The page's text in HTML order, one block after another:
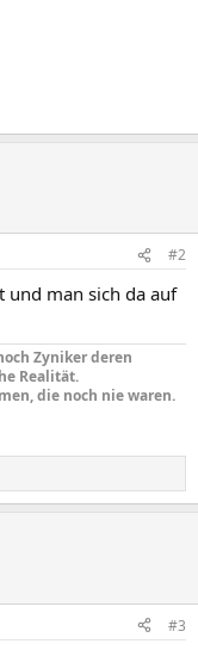
#2
und man sich da auf
Zyniker deren
Realität.
die noch nie waren.
#3